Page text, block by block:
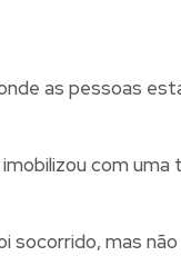
as pessoas
com
socorrido, mas